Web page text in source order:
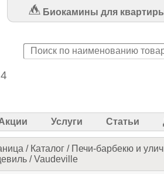
Биокамины для
Услуги Статьи
/ Каталог / Печи-барбекю и
/ Vaudeville